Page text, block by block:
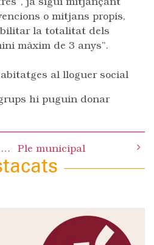
ja sigui mitjançant
o mitjans propis,
la totalitat dels
màxim de 3 anys”.
al lloguer social
hi puguin donar
Sobre el conveni del Soterrament dels FGC i les seves al·legacions Ple municipal